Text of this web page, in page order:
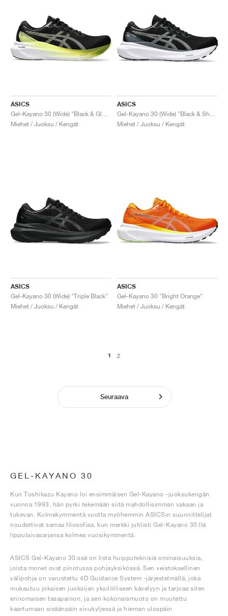
ASICS
Miehet / Juoksu / Kengät
ASICS
Miehet / Juoksu / Kengät
ASICS
Gel-Kayano 30 (Wide) "Triple Black"
Miehet / Juoksu / Kengät
ASICS
Gel-Kayano 30 "Bright Orange"
Miehet / Juoksu / Kengät
1 2
Seuraava
GEL-KAYANO 30
Kun Toshikazu Kayano loi ensimmäisen Gel-Kayano -juoksukengän
vuonna 1993, hän pyrki tekemään siitä mahdollisimman vakaan ja
tukevan. Kolmekymmentä vuotta myöhemmin ASICSin suunnittelijat
noudattivat samaa filosofiaa, kun merkki juhlisti Gel-Kayano 30:llä
lippulaivasarjansa kolmea vuosikymmentä.
ASICS Gel-Kayano 30:ssä on lista huipputeknisiä ominaisuuksia,
joista monet ovat pinotussa pohjayksikössä. Sen veistoksellinen
välipohja on varustettu 4D Guidance System -järjestelmällä, joka
mukautuu jokaisen juoksijan yksilölliseen kävelyyn ja tarjoaa siten
erinomaisen tasapainon, ja sen kokonaismuoto on muutettu
kaartumaan sisäänpäin sivukyljessä ja hieman ulospäin